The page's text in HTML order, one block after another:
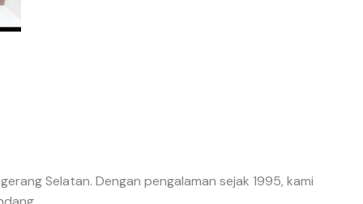
Selatan. Dengan pengalaman sejak 1995, kami